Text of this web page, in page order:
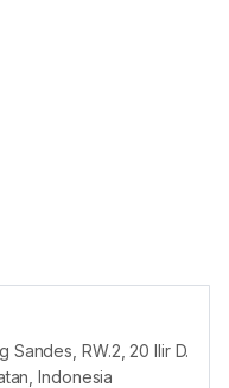
Sandes, RW.2, 20 Ilir D.
Indonesia
wajib